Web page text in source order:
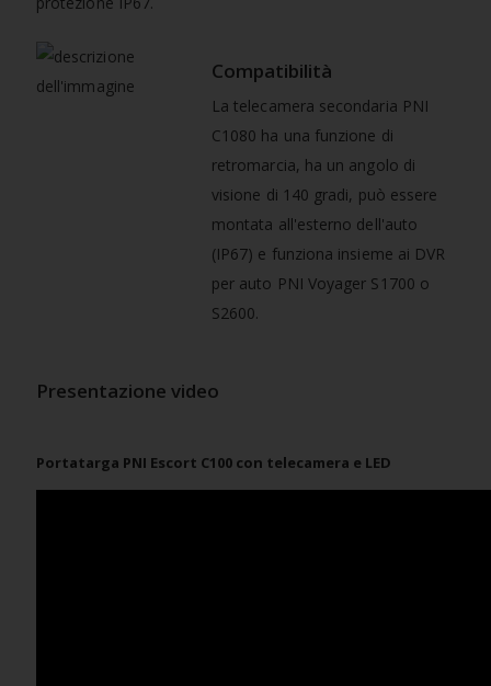
Compatibilità
La telecamera secondaria PNI
C1080 ha una funzione di
retromarcia, ha un angolo di
visione di 140 gradi, può essere
montata all'esterno dell'auto
(IP67) e funziona insieme ai DVR
per auto PNI Voyager S1700 o
S2600.
Presentazione video
Portatarga PNI Escort C100 con telecamera e LED